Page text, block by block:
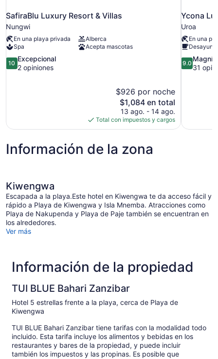
SafiraBlu Luxury Resort & Villas
Nungwi
En una playa privada
Alberca
Spa
Acepta mascotas
10.0
de
10
Excepcional
2 opiniones
$926 por noche
El
precio
actual
es
$1,084
$1,084 en total
13 ago. - 14 ago.
Total con impuestos y cargos
Ycona
Uroa
En una
9.0
de
9.0
31
Información de la zona
Kiwengwa
Escapada a la playa.Este hotel en Kiwengwa te da acceso fácil y
rápido a Playa de Kiwengwa y Isla Mnemba. Atracciones como
Playa de Nakupenda y Playa de Paje también se encuentran en
los alrededores.
Ver más
Información de la propiedad
TUI BLUE Bahari Zanzibar
Hotel 5 estrellas frente a la playa, cerca de Playa de
Kiwengwa
TUI BLUE Bahari Zanzibar tiene tarifas con la modalidad todo
incluido. Esta tarifa incluye los alimentos y bebidas en los
restaurantes y bares de la propiedad, y puede incluir
también los impuestos y las propinas. Es posible que